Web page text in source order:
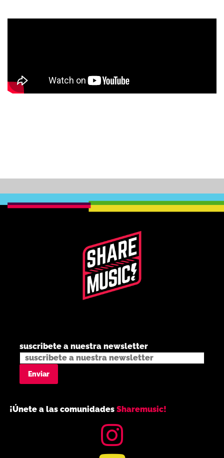
suscribete a nuestra newsletter
¡Únete a las comunidades Sharemusic!